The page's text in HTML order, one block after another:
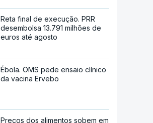
Reta final de execução. PRR
desembolsa 13.791 milhões de
euros até agosto
Ébola. OMS pede ensaio clínico
da vacina Ervebo
Preços dos alimentos sobem em